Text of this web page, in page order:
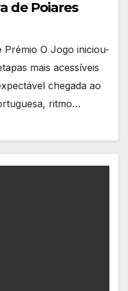
de Poiares
Prémio O Jogo iniciou-
mais acessíveis
chegada ao
ritmo…